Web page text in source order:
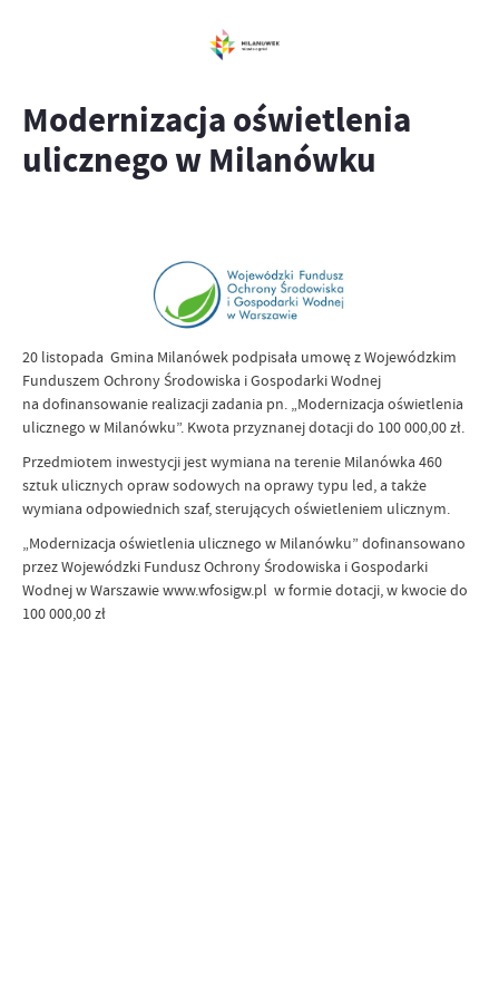
Modernizacja oświetlenia
ulicznego w Milanówku
20 listopada Gmina Milanówek podpisała umowę z Wojewódzkim
Funduszem Ochrony Środowiska i Gospodarki Wodnej
na dofinansowanie realizacji zadania pn. „Modernizacja oświetlenia
ulicznego w Milanówku”. Kwota przyznanej dotacji do 100 000,00 zł.
Przedmiotem inwestycji jest wymiana na terenie Milanówka 460
sztuk ulicznych opraw sodowych na oprawy typu led, a także
wymiana odpowiednich szaf, sterujących oświetleniem ulicznym.
„Modernizacja oświetlenia ulicznego w Milanówku” dofinansowano
przez Wojewódzki Fundusz Ochrony Środowiska i Gospodarki
Wodnej w Warszawie www.wfosigw.pl w formie dotacji, w kwocie do
100 000,00 zł